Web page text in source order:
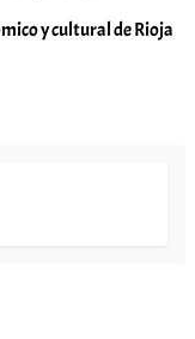
y cultural de Rioja